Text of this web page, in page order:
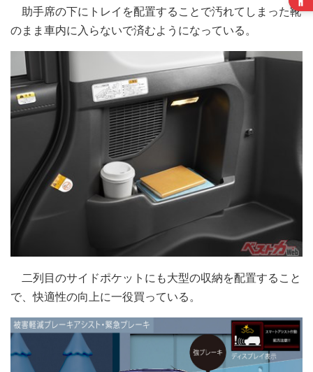
助手席の下にトレイを配置することで汚れてしまった靴
のまま車内に入らないで済むようになっている。
二列目のサイドポケットにも大型の収納を配置すること
で、快適性の向上に一役買っている。